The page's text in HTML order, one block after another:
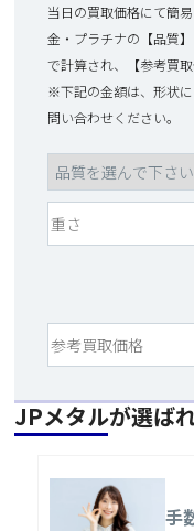
当日の買取価格にて簡
金・プラチナの【品質
で計算され、【参考買
※下記の金額は、形状
問い合わせください。
JPメタルが選ば
手